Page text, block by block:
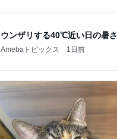
ウンザリする40℃近い日の暑さ
Amebaトピックス 1日前